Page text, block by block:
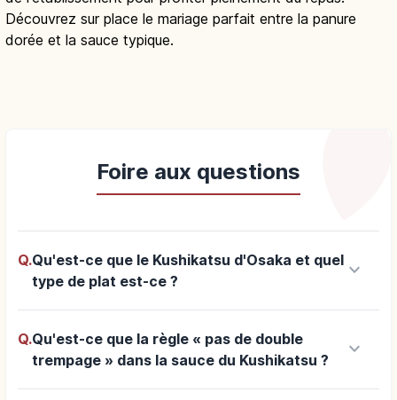
Découvrez sur place le mariage parfait entre la panure
dorée et la sauce typique.
Foire aux questions
Q.Qu'est-ce que le Kushikatsu d'Osaka et quel
type de plat est-ce ?
keyboard_arrow_down
Q.Qu'est-ce que la règle « pas de double
trempage » dans la sauce du Kushikatsu ?
keyboard_arrow_down